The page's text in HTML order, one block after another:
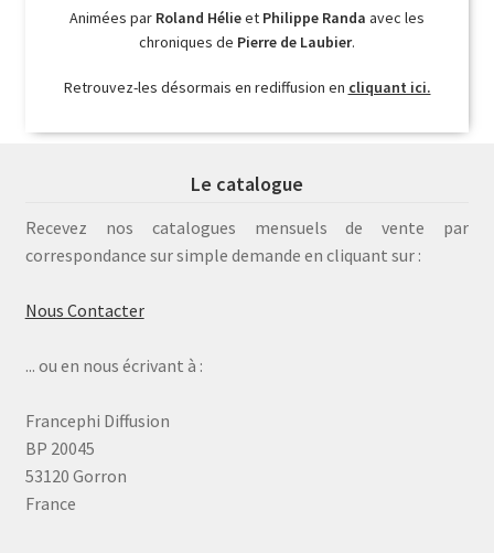
Animées par Roland Hélieet Philippe Randa avec les
chroniques de Pierre de Laubier.
Retrouvez-les désormais en rediffusion en cliquant ici.
Le catalogue
Recevez nos catalogues mensuels de vente par
correspondance sur simple demande en cliquant sur :
Nous Contacter
... ou en nous écrivant à :
Francephi Diffusion
BP 20045
53120 Gorron
France